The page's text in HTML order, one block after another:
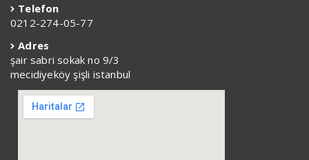
Telefon
0212-274-05-77
Adres
şair sabri sokak no 9/3
mecidiyeköy şişli istanbul